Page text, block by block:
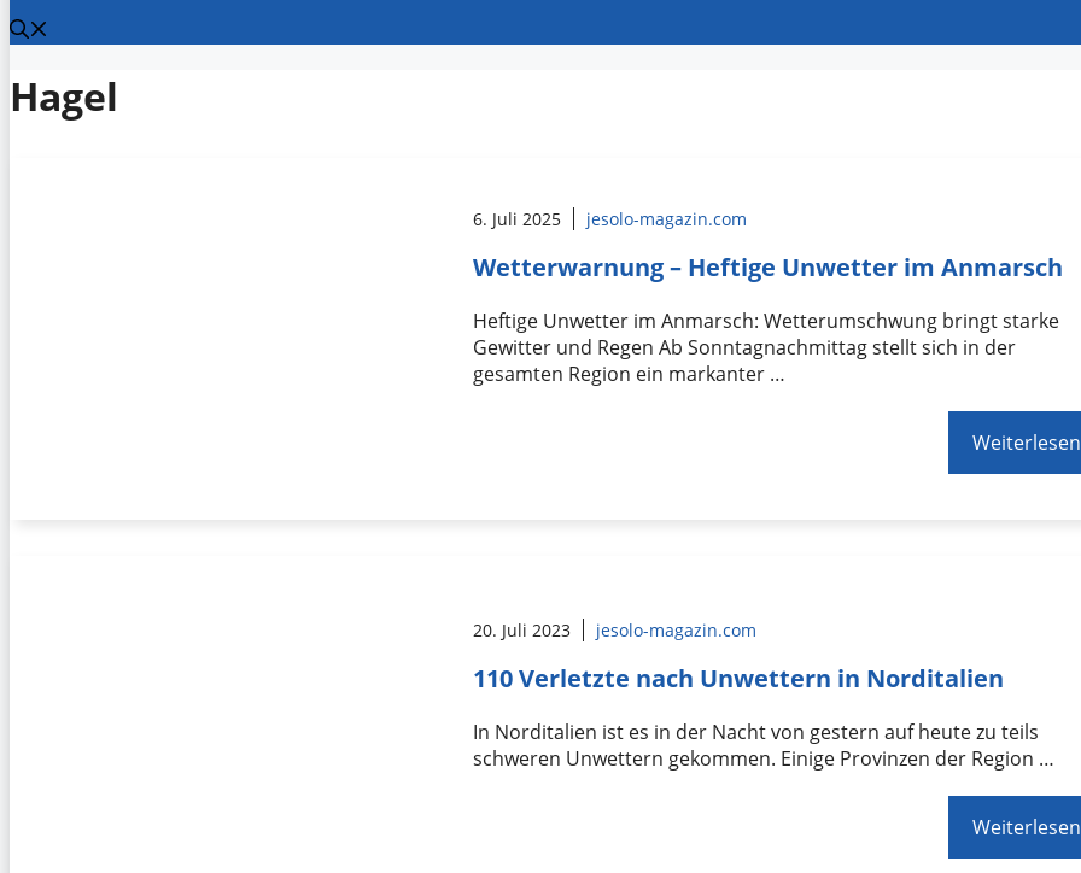
Hagel
6. Juli 2025 jesolo-magazin.com
Wetterwarnung – Heftige Unwetter im Anmarsch
Heftige Unwetter im Anmarsch: Wetterumschwung bringt starke
Gewitter und Regen Ab Sonntagnachmittag stellt sich in der
gesamten Region ein markanter …
Weiterlesen
20. Juli 2023 jesolo-magazin.com
110 Verletzte nach Unwettern in Norditalien
In Norditalien ist es in der Nacht von gestern auf heute zu teils
schweren Unwettern gekommen. Einige Provinzen der Region …
Weiterlesen